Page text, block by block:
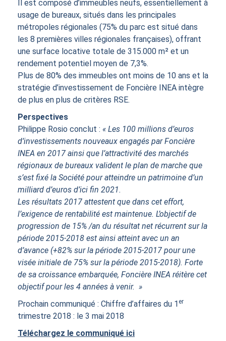
Il est composé d’immeubles neufs, essentiellement à
usage de bureaux, situés dans les principales
métropoles régionales (75% du parc est situé dans
les 8 premières villes régionales françaises), offrant
une surface locative totale de 315.000 m² et un
rendement potentiel moyen de 7,3%.
Plus de 80% des immeubles ont moins de 10 ans et la
stratégie d’investissement de Foncière INEA intègre
de plus en plus de critères RSE.
Perspectives
Philippe Rosio conclut : « Les 100 millions d’euros
d’investissements nouveaux engagés par Foncière
INEA en 2017 ainsi que l’attractivité des marchés
régionaux de bureaux valident le plan de marche que
s’est fixé la Société pour atteindre un patrimoine d’un
milliard d’euros d’ici fin 2021.
Les résultats 2017 attestent que dans cet effort,
l’exigence de rentabilité est maintenue. L’objectif de
progression de 15% /an du résultat net récurrent sur la
période 2015-2018 est ainsi atteint avec un an
d’avance (+82% sur la période 2015-2017 pour une
visée initiale de 75% sur la période 2015-2018). Forte
de sa croissance embarquée, Foncière INEA réitère cet
objectif pour les 4 années à venir. »
Prochain communiqué : Chiffre d’affaires du 1er
trimestre 2018 : le 3 mai 2018
Téléchargez le communiqué ici